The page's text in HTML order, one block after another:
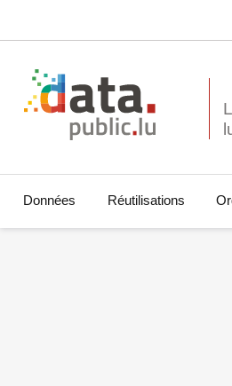
Données Réutilisations